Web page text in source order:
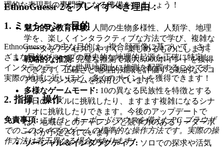
EthnoGuessr 2をプレイすべき理由：
魅力的な教育体験: 人間の生物多様性、人類学、地理
学を、楽しくインタラクティブな方法で学び、複雑な
データをアクセスしやすく、楽しめるものにします。
戦略的な推測:完璧な推測で最大5,000ポイントを獲得
できます。正確さと地理的知識を評価する動的なスコ
アリングシステムを採用しています。
多様なゲームモード: 10の異なる民族性を特徴とする
毎日のパズルに挑戦したり、ますます複雑になるシナ
リオに挑戦したりできます。今後のアップデートで
は、地域ごとのチャレンジと競争力のあるリーダーボ
ードが予定されています！
ソーシャル＆インタラクティブ: ソロでの探求や活気
理的な表現型の専門家になる準備をしましょう！
1. ミッション：目的
EthnoGuessr 2 の主な目的は、複合顔画像に基づいて、さま
ざまな民族グループの歴史的な地理的起源を正確に特定し、
インタラクティブな世界地図上に推測を配置することです。
実際の地域に近いほど、多くのポイントを獲得できます！
2. 指揮：操作
免責事項: これは、キーボード/マウスを備えた PC ブラウザ
でのこのタイプのゲームの標準的な操作方法です。実際の操
作方法は若干異なる場合があります。